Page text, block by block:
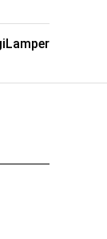
Lamper